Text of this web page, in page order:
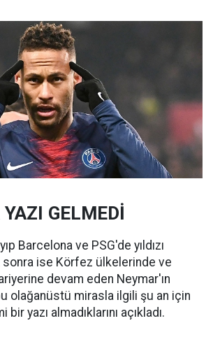
GELMEDİ
Barcelona ve PSG'de yıldızı
sonra ise Körfez ülkelerinde ve
devam eden Neymar'ın
olağanüstü mirasla ilgili şu an için
yazı almadıklarını açıkladı.